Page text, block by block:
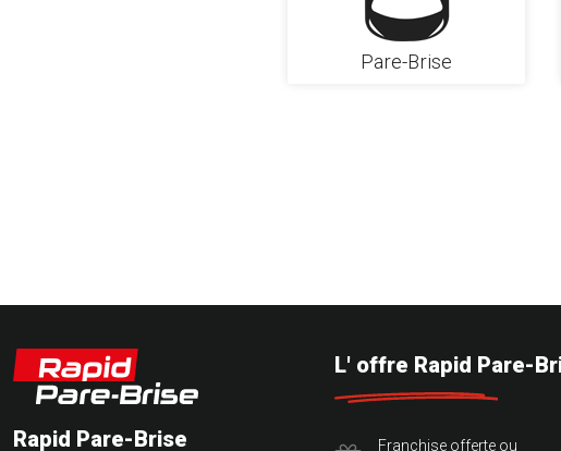
Pare-Brise
Rapid Pare-Brise
L' offre Rapid Pare-
Franchise offerte ou